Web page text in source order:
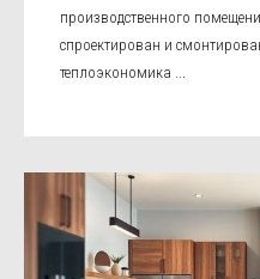
производственного
спроектирован и
теплоэкономика ...